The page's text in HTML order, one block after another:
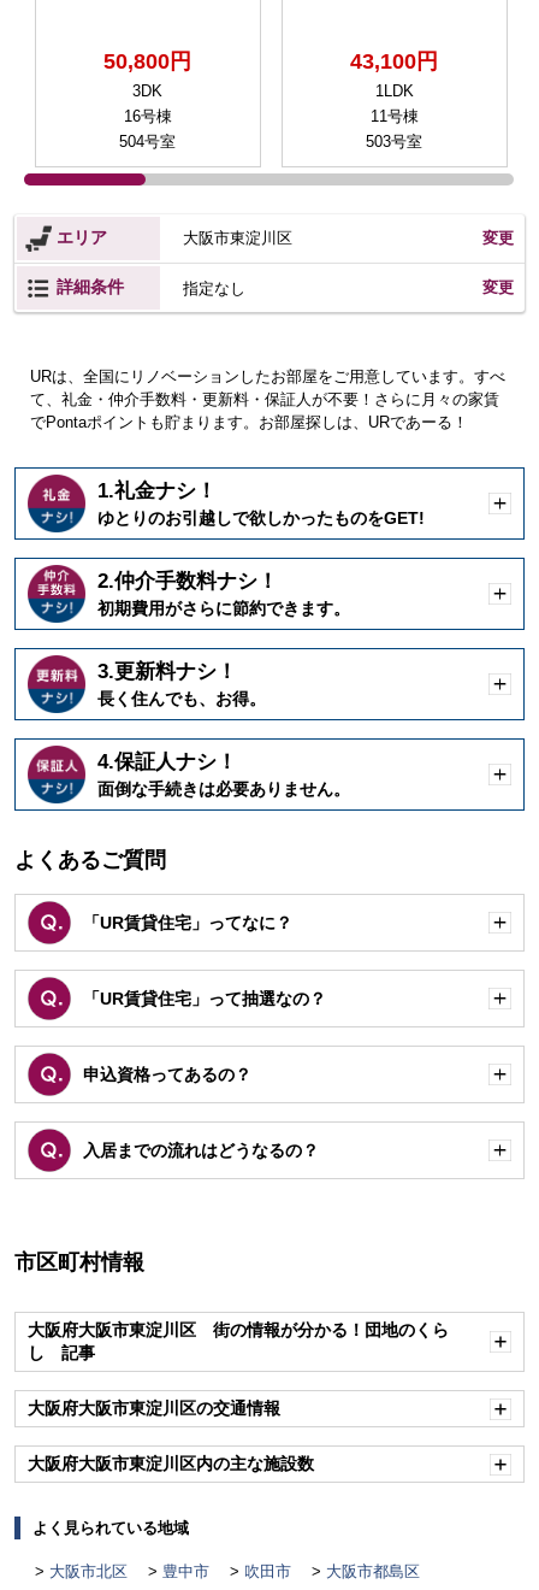
50,800円
3DK
16号棟
504号室
43,100円
1LDK
11号棟
503号室
エリア 大阪市東淀川区 変更
詳細条件 指定なし 変更
URは、全国にリノベーションしたお部屋をご用意しています。すべ
て、礼金・仲介手数料・更新料・保証人が不要！さらに月々の家賃
でPontaポイントも貯まります。お部屋探しは、URであーる！
1.礼金ナシ！
ゆとりのお引越しで欲しかったものをGET!
く
2.仲介手数料ナシ！
初期費用がさらに節約できます。
く
3.更新料ナシ！
長く住んでも、お得。
く
4.保証人ナシ！
面倒な手続きは必要ありません。
く
よくあるご質問
「UR賃貸住宅」ってなに？
く
「UR賃貸住宅」って抽選なの？
く
申込資格ってあるの？
く
入居までの流れはどうなるの？
く
市区町村情報
大阪府大阪市東淀川区 街の情報が分かる！団地のくら
し 記事
く
大阪府大阪市東淀川区の交通情報
大阪府大阪市東淀川区内の主な施設数
よく見られている地域
大阪市北区 豊中市 吹田市 大阪市都島区